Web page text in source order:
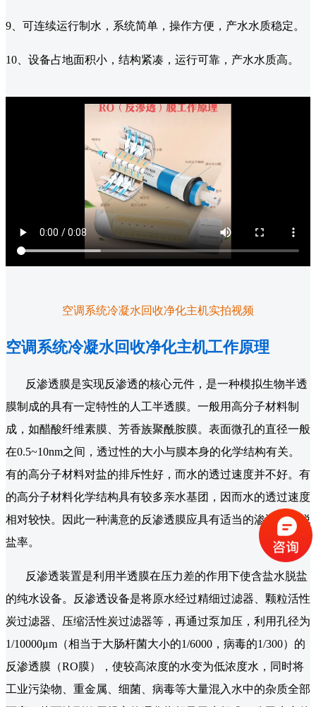
9、可连续运行制水，系统简单，操作方便，产水水质稳定。
10、设备占地面积小，结构紧凑，运行可靠，产水水质高。
空调系统冷凝水回收净化主机实拍视频
空调系统冷凝水回收净化主机工作原理
反渗透膜是实现反渗透的核心元件，是一种模拟生物半透
膜制成的具有一定特性的人工半透膜。一般用高分子材料制
成，如醋酸纤维素膜、芳香族聚酰胺膜。表面微孔的直径一般
在0.5~10nm之间，透过性的大小与膜本身的化学结构有关。
有的高分子材料对盐的排斥性好，而水的透过速度并不好。有
的高分子材料化学结构具有较多亲水基团，因而水的透过速度
相对较快。因此一种满意的反渗透膜应具有适当的渗透量或脱
盐率。
反渗透装置是利用半透膜在压力差的作用下使含盐水脱盐
的纯水设备。反渗透设备是将原水经过精细过滤器、颗粒活性
炭过滤器、压缩活性炭过滤器等，再通过泵加压，利用孔径为
1/10000μm（相当于大肠杆菌大小的1/6000，病毒的1/300）的
反渗透膜（RO膜），使较高浓度的水变为低浓度水，同时将
工业污染物、重金属、细菌、病毒等大量混入水中的杂质全部